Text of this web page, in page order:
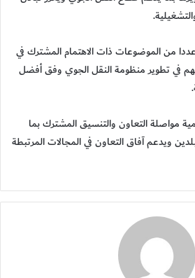
من الموضوعات ذات الاهتمام المشترك في
في تطوير منظومة النقل الجوي وفق أفضل
مواصلة التعاون والتنسيق المشترك بما
ويدعم آفاق التعاون في المجالات المرتبطة